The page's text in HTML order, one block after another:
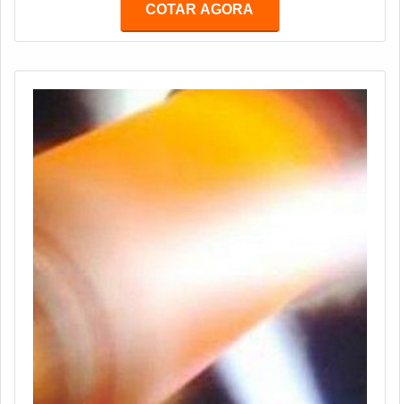
COTAR AGORA